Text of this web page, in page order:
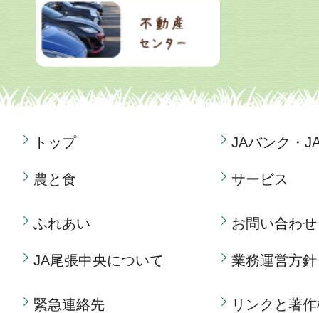
トップ
農と食
JAバンク・
サービス
ふれあい
JA尾張中央について
お問い合わせ
業務運営方針
緊急連絡先 リンクと著